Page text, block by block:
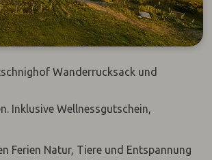
Wanderrucksack und
Inklusive Wellnessgutschein,
Ferien Natur, Tiere und Entspannung